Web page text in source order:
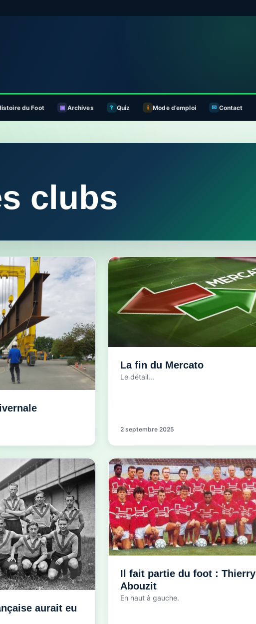
du Foot Archives Quiz Mode d’emploi Contact
clubs
La fin du Mercato
Le détail...
2 septembre 2025
aurait eu
Il fait partie du foot : Thierry
Abouzit
En haut à gauche.